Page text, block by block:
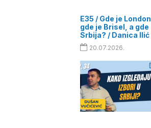
E35 / Gde je London,
gde je Brisel, a gde
Srbija? / Danica Ilić
20.07.2026.